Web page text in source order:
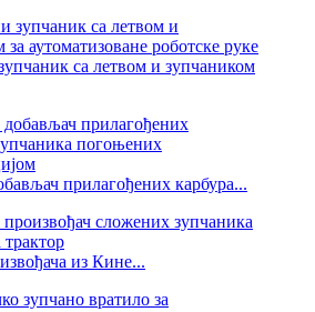
са летвом и зупчаником
прилагођених карбура...
из Кине...